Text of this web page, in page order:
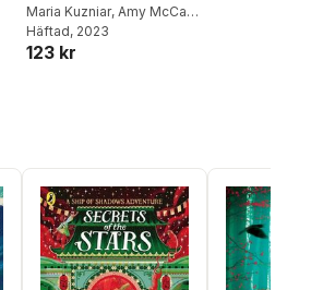
Maria Kuzniar, Amy McCaw
Kathryn Foxfield
Murphy,
Häftad, 2023
123 kr